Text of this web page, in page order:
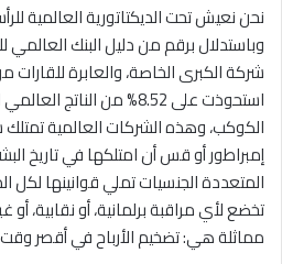
نحن نعيش تحت الديكتاتورية العالمية
شركة الكبرى الخاصة، والعابرة
استحوذت على 8.52% من
الكوكب، وهذه الشركات العالمية
إمبراطور أو قس أن امتلكها في تاريخ
المتعددة الجنسيات تملي قوانينها لكل
تخضع لأي مراقبة برلمانية، أو نقابية، أو
مماثلة هي: تضخيم الأرباح في أقصر